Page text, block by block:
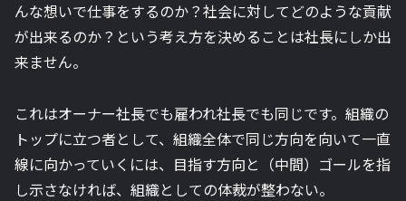
んな想いで仕事をするのか？社会に対してどのような貢献
が出来るのか？という考え方を決めることは社長にしか出
来ません。
これはオーナー社長でも雇われ社長でも同じです。組織の
トップに立つ者として、組織全体で同じ方向を向いて一直
線に向かっていくには、目指す方向と（中間）ゴールを指
し示さなければ、組織としての体裁が整わない。